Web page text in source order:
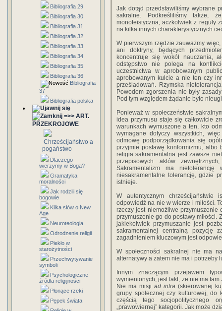
Bibliografia 29
Bibliografia 30
Bibliografia 31
Bibliografia 32
Bibliografia 33
Bibliografia 34
Bibliografia 35
Bibliografia 36
Bibliografia
37
Bibliografia polska
=>> ART.
PRZEKROJOWE
Chrześcijaństwo a
pogaństwo
Dlaczego
wierzymy w Boga?
Gramatyka
moralności
Jak rodzili się
bogowie
Kilka słów o New
Age
Neuroteologia
Odrodzenie religii
Piekło w
starożytności
Przechwytywanie
symboli
Psychologiczne
źródła religijności
Płonące rzeki
Pępek świata
Jak dotąd przedstawiliśmy wybrane
sakralne. Podkreśliliśmy także,
monoteistyczna, aczkolwiek z reguły
na kilka innych charakterystycznych
W pierwszym rzędzie zauważmy
ani doktryny, będących
koncentruje się wokół nauczania,
odstępstwo nie polega na
uczestnictwa w aprobowanym
aprobowanym kulcie a nie ten czy
prześladowań. Rzymska
Powodem zgorszenia nie były
Pod tym względem żądanie było
Ponieważ w społeczeństwie
idea przymusu staje się całkowicie
warunkach wymuszone a ten, kto
wymagane dotyczy wszystkich,
odmowę podporządkowania się
przyjmie postawę konformizmu, albo
religia sakramentalna jest zawsze
przepisowych aktów
Sakramentalizm ma
niesakramentalne tolerancję, gdzie
istnieje.
W autentycznym chrześcijaństwie
odpowiedź na nie w wierze i miłości.
rzeczy jest niemożliwe przymuszenie
przymuszenie go do postawy miłości.
jakiekolwiek przymuszanie jest
sakramentalnej centralną pozycję
zagadnieniem kluczowym jest
W społeczności sakralnej nie ma
alternatywy a zatem nie ma i potrzeby
Innym znaczącym przejawem
wymienionych, jest fakt, że nie ma
Nie ma misji ad intra (skierowanej
grupy społecznej czy kulturowej, do
częścią tego socjopolitycznego
„prawowiernej” kategorii. Jak może